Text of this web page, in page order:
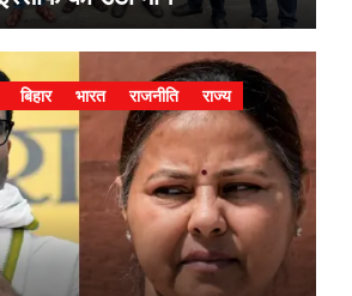
बिहार भारत राजनीति राज्य